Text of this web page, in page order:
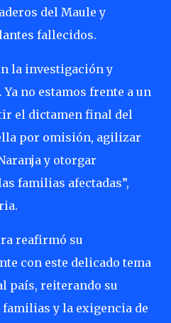
del Maule y
fallecidos.
la investigación y
no estamos frente a un
el dictamen final del
por omisión, agilizar
y otorgar
familias afectadas”,
reafirmó su
con este delicado tema
país, reiterando su
y la exigencia de